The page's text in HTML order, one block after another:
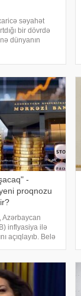
səyahət
bir dövrdə
dünyanın
-
proqnozu
Azərbaycan
inflyasiya ilə
açıqlayıb. Belə
ildə 6,1 faiz,
fai